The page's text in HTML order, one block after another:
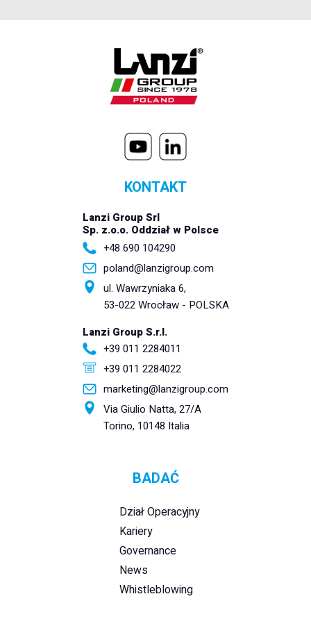
KONTAKT
Lanzi Group Srl
Sp. z.o.o. Oddział w Polsce
+48 690 104290
poland@lanzigroup.com
ul. Wawrzyniaka 6,
53-022 Wrocław - POLSKA
Lanzi Group S.r.l.
+39 011 2284011
+39 011 2284022
marketing@lanzigroup.com
Via Giulio Natta, 27/A
Torino, 10148 Italia
BADAĆ
Dział Operacyjny
Kariery
Governance
News
Whistleblowing